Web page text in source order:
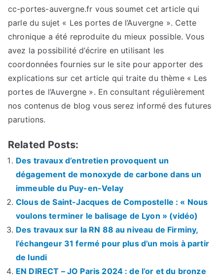
cc-portes-auvergne.fr vous soumet cet article qui
parle du sujet « Les portes de l’Auvergne ». Cette
chronique a été reproduite du mieux possible. Vous
avez la possibilité d’écrire en utilisant les
coordonnées fournies sur le site pour apporter des
explications sur cet article qui traite du thème « Les
portes de l’Auvergne ». En consultant régulièrement
nos contenus de blog vous serez informé des futures
parutions.
Related Posts:
Des travaux d’entretien provoquent un
dégagement de monoxyde de carbone dans un
immeuble du Puy-en-Velay
Clous de Saint-Jacques de Compostelle : « Nous
voulons terminer le balisage de Lyon » (vidéo)
Des travaux sur la RN 88 au niveau de Firminy,
l’échangeur 31 fermé pour plus d’un mois à partir
de lundi
EN DIRECT – JO Paris 2024 : de l’or et du bronze